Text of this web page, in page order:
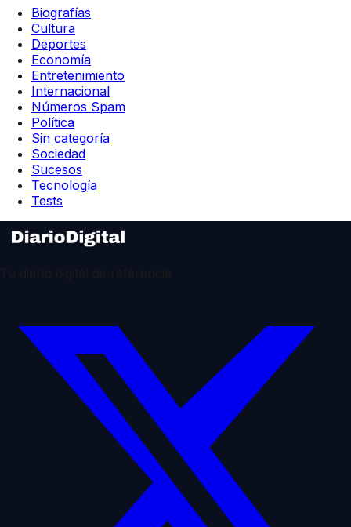
Biografías
Cultura
Deportes
Economía
Entretenimiento
Internacional
Números Spam
Política
Sin categoría
Sociedad
Sucesos
Tecnología
Tests